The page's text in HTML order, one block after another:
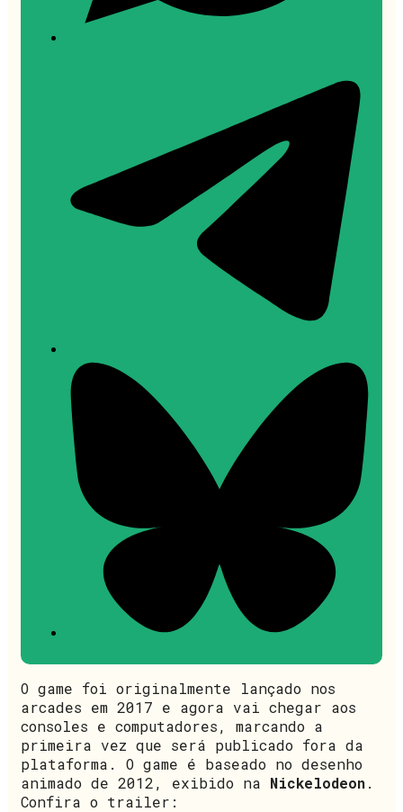
O game foi originalmente lançado nos
arcades em 2017 e agora vai chegar aos
consoles e computadores, marcando a
primeira vez que será publicado fora da
plataforma. O game é baseado no desenho
animado de 2012, exibido na Nickelodeon.
Confira o trailer: